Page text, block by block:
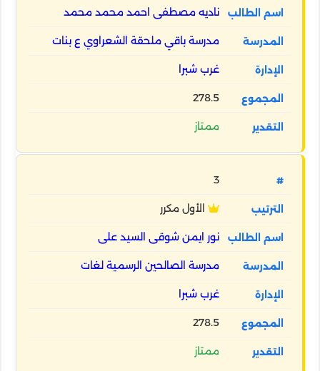
ناديه مصطفى احمد محمد محمد
مدرسة باقي ملحقة الشعراوي ع بنات
غرب شبرا
278.5
ممتاز
3
الأول مكرر
نور ايمن شوقى السيد على
مدرسة الصالحين الرسمية لغات
غرب شبرا
278.5
ممتاز